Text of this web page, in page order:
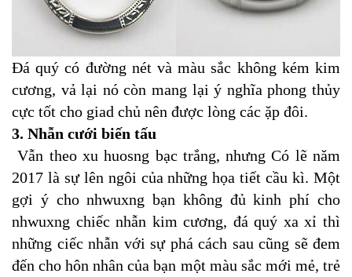
Đá quý có đường nét và màu sắc không kém kim
cương, vả lại nó còn mang lại ý nghĩa phong thủy
cực tốt cho giad chủ nên được lòng các ặp đôi.
3. Nhẫn cưới biến tấu
Vẫn theo xu huosng bạc trắng, nhưng Có lẽ năm
2017 là sự lên ngôi của những họa tiết cầu kì. Một
gợi ý cho nhwuxng bạn không đủ kinh phí cho
nhwuxng chiếc nhẫn kim cương, đá quý xa xỉ thì
những ciếc nhẫn với sự phá cách sau cũng sẽ đem
đến cho hôn nhân của bạn một màu sắc mới mẻ, trẻ